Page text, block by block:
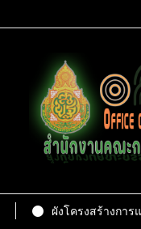
ผังโครงสร้างกา